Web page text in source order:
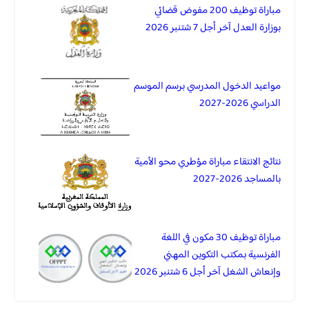
مباراة توظيف 200 مفوض قضائي
بوزارة العدل آخر أجل 7 شتنبر 2026
مواعيد الدخول المدرسي برسم الموسم
الدراسي 2026-2027
نتائج الانتقاء مباراة مؤطري محو الأمية
بالمساجد 2026-2027
مباراة توظيف 30 مكون في اللغة
الفرنسية بمكتب التكوين المهني
وإنعاش الشغل آخر أجل 6 شتنبر 2026